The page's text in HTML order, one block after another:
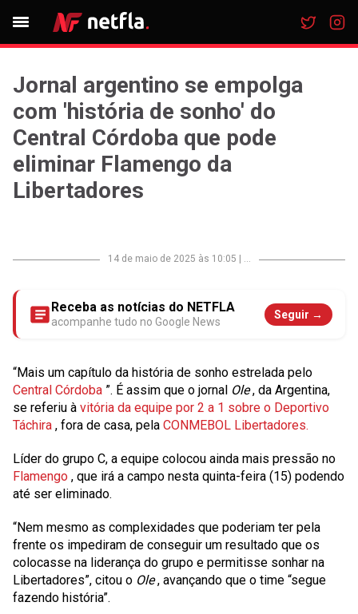
Jornal argentino se empolga
com 'história de sonho' do
Central Córdoba que pode
eliminar Flamengo da
Libertadores
14 de maio de 2025 às 10:05 ...
Receba as notícias do NETFLA
acompanhe tudo no Google News
Seguir →
“Mais um capítulo da história de sonho estrelada pelo
Central Córdoba ”. É assim que o jornal Ole, da Argentina,
se referiu à vitória da equipe por 2 a 1 sobre o Deportivo
Táchira , fora de casa, pela CONMEBOL Libertadores.
Líder do grupo C, a equipe colocou ainda mais pressão no
Flamengo , que irá a campo nesta quinta-feira (15) podendo
até ser eliminado.
“Nem mesmo as complexidades que poderiam ter pela
frente os impediram de conseguir um resultado que os
colocasse na liderança do grupo e permitisse sonhar na
Libertadores”, citou o Ole, avançando que o time “segue
fazendo história”.